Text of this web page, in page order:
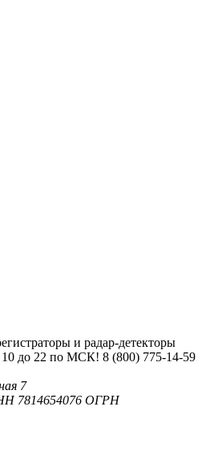
10 до 22 по МСК! 8 (800) 775-14-59
7
7814654076 ОГРН